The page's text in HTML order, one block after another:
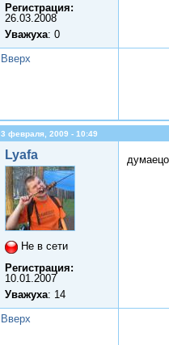
Регистрация:
26.03.2008
Уважуха: 0
Вверх
3 февраля, 2009 - 10:49
Lyafa
Не в сети
Регистрация:
10.01.2007
Уважуха: 14
Вверх